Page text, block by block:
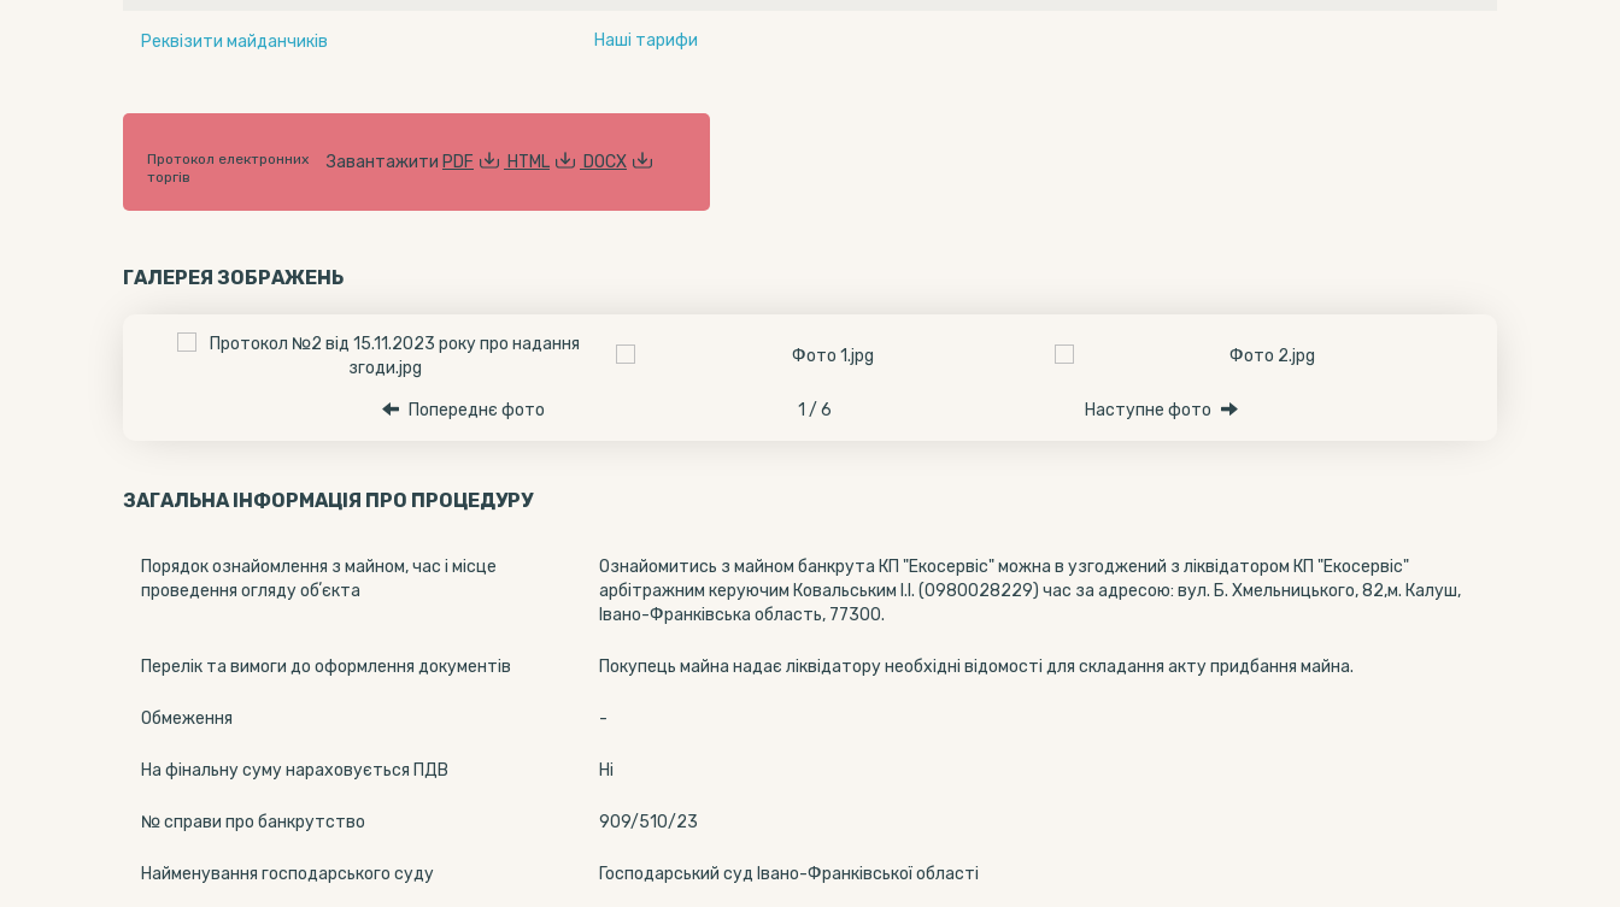
Реквізити майданчиків Наші тарифи
Протокол електронних
торгів
Завантажити PDF HTML DOCX
ГАЛЕРЕЯ ЗОБРАЖЕНЬ
Попереднє фото 1 / 6 Наступне фото
ЗАГАЛЬНА ІНФОРМАЦІЯ ПРО ПРОЦЕДУРУ
Порядок ознайомлення з майном, час і місце
проведення огляду обʼєкта
Ознайомитись з майном банкрута КП "Екосервіс" можна в узгоджений з ліквідатором КП "Екосервіс"
арбітражним керуючим Ковальським І.І. (0980028229) час за адресою: вул. Б. Хмельницького, 82,м. Калуш,
Івано-Франківська область, 77300.
Перелік та вимоги до оформлення документів Покупець майна надає ліквідатору необхідні відомості для складання акту придбання майна.
Обмеження -
На фінальну суму нараховується ПДВ Ні
№ справи про банкрутство 909/510/23
Найменування господарського суду Господарський суд Івано-Франківської області